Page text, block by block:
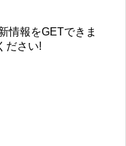
情報をGETできま
ださい!